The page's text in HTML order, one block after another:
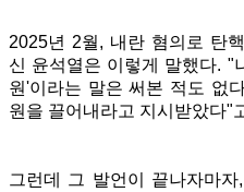
2025년 2월, 내란 혐의로 탄
신 윤석열은 이렇게 말했다. "
원'이라는 말은 써본 적도 없
원을 끌어내라고 지시받았다"
그런데 그 발언이 끝나자마